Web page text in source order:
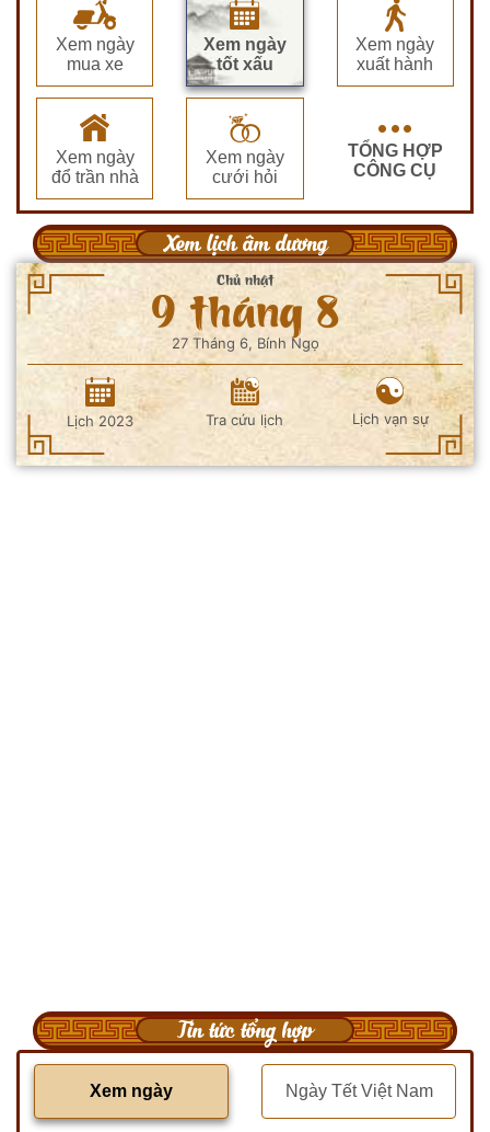
Xem ngày
mua xe
Xem ngày
tốt xấu
Xem ngày
xuất hành
Xem ngày
đổ trần nhà
Xem ngày
cưới hỏi
TỔNG HỢP
CÔNG CỤ
Xem lịch âm dương
Chủ nhật
9 tháng 8
27 Tháng 6, Bính Ngọ
Lịch 2023 Tra cứu lịch Lịch vạn sự
Tin tức tổng hợp
Xem ngày Ngày Tết Việt Nam